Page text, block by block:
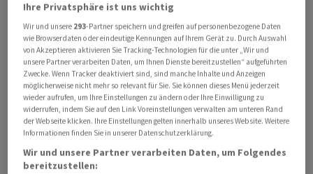
ein Punkt gegenüber Mai) und die Linke, die einen
Punkt gewinnt. Die Sozialdemokraten stehen damit in
der Wählergunst so tief wie noch nie zuvor in der
YouGov-Sonntagsfrage.
Die FDP kann ebenfalls einen Punkt zulegen und
kommt nun auf 5 Prozent, das BSW liegt mit 4 Prozent
dagegen weiter unter der Fünf-Prozent-Hürde. Die
sonstigen Parteien erzielen zusammen fünf Prozent.
Ihre Privatsphäre ist uns wichtig
Wir und unsere 293-Partner speichern und greifen auf personenbezogene Daten
wie Browserdaten oder eindeutige Kennungen auf Ihrem Gerät zu. Durch Auswahl
von Akzeptieren aktivieren Sie Tracking-Technologien für die unter „Wir und
unsere Partner verarbeiten Daten, um Ihnen Dienste bereitzustellen“ aufgeführten
Zwecke. Wenn Tracker deaktiviert sind, sind manche Inhalte und Anzeigen
möglicherweise nicht mehr so relevant für Sie. Sie können dieses Menü jederzeit
wieder aufrufen, um Ihre Einstellungen zu ändern oder Ihre Einwilligung zu
widerrufen, indem Sie auf den Link Voreinstellungen verwalten am unteren Rand
der Webseite klicken. Ihre Einstellungen gelten innerhalb unseres Website. Weitere
Informationen finden Sie in unserer Datenschutzerklärung.
Wir und unsere Partner verarbeiten Daten, um Folgendes
bereitzustellen: